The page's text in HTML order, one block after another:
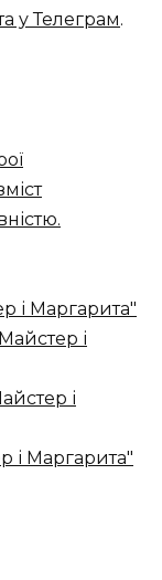
у Телеграм.
і Маргарита"
і
і
і Маргарита"